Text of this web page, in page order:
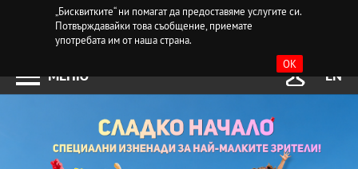
„Бисквитките“ ни помагат да предоставяме услугите си.
Потвърждавайки това съобщение, приемате
употребата им от наша страна.
OK
МЕНЮ EN